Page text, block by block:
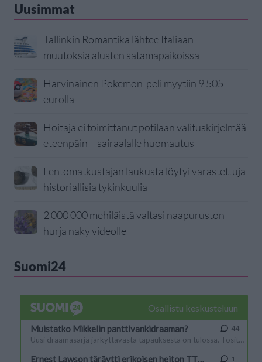
Uusimmat
Tallinkin Romantika lähtee Italiaan –
muutoksia alusten satamapaikoissa
Harvinainen Pokemon-peli myytiin 9 505
eurolla
Hoitaja ei toimittanut potilaan valituskirjelmää
eteenpäin – sairaalalle huomautus
Lentomatkustajan laukusta löytyi varastettuja
historiallisia tykinkuulia
2 000 000 mehiläistä valtasi naapuruston –
hurja näky videolle
Suomi24